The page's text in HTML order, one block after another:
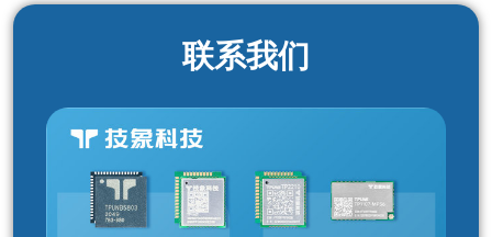
联系我们